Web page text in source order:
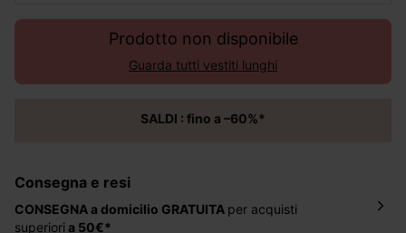
Prodotto non disponibile
Guarda tutti vestiti lunghi
SALDI : fino a –60%*
Consegna e resi
CONSEGNA a domicilio GRATUITA per acquisti
superiori a 50€*